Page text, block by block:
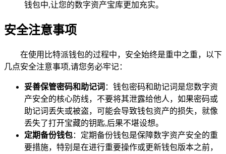
钱包中,让您的数字资产宝库更加充实。
安全注意事项
在使用比特派钱包的过程中，安全始终是重中之重，以下
几点安全注意事项,请您务必牢记：
妥善保管密码和助记词 ：钱包密码和助记词是您数字资
产安全的核心防线，不要将其泄露给他人，如果密码或
助记词丢失或被盗，可能会导致钱包资产的损失，就像
丢失了打开宝藏的钥匙,后果不堪设想。
定期备份钱包：定期备份钱包是保障数字资产安全的重
要措施，特别是在进行重要操作或更新钱包版本之前，